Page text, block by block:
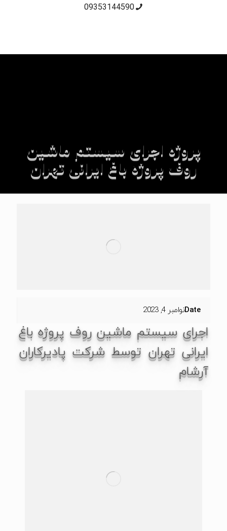
09353144590
پروژه اجرای سیستم ماشین
روف پروژه باغ ایرانی تهران
Dateنوامبر 4, 2023
اجرای سیستم ماشین روف پروژه باغ
ایرانی تهران توسط شرکت پادیرکاران
آرشام